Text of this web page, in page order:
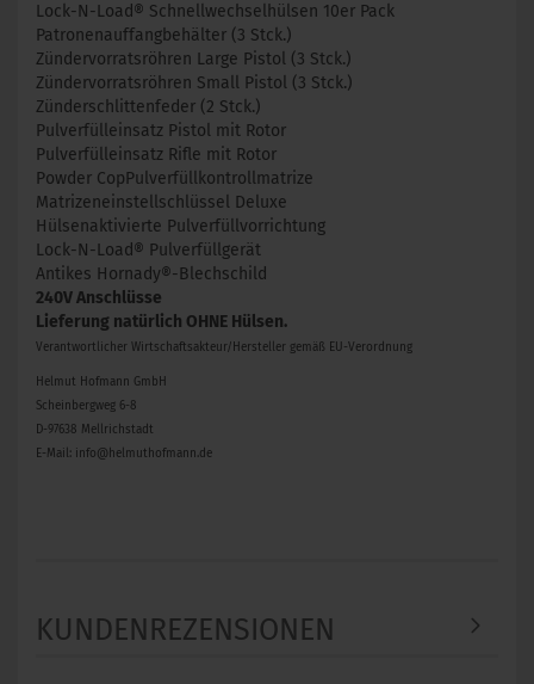
Lock-N-Load® Schnellwechselhülsen 10er Pack
Patronenauffangbehälter (3 Stck.)
Zündervorratsröhren Large Pistol (3 Stck.)
Zündervorratsröhren Small Pistol (3 Stck.)
Zünderschlittenfeder (2 Stck.)
Pulverfülleinsatz Pistol mit Rotor
Pulverfülleinsatz Rifle mit Rotor
Powder CopPulverfüllkontrollmatrize
Matrizeneinstellschlüssel Deluxe
Hülsenaktivierte Pulverfüllvorrichtung
Lock-N-Load® Pulverfüllgerät
Antikes Hornady®-Blechschild
240V Anschlüsse
Lieferung natürlich OHNE Hülsen.
Verantwortlicher Wirtschaftsakteur/Hersteller gemäß EU-Verordnung
Helmut Hofmann GmbH
Scheinbergweg 6-8
D-97638 Mellrichstadt
E-Mail: info@helmuthofmann.de
KUNDENREZENSIONEN